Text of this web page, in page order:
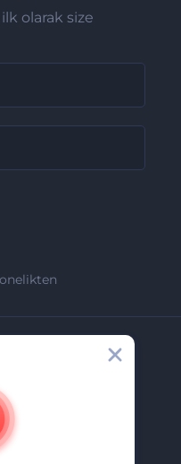
olarak size